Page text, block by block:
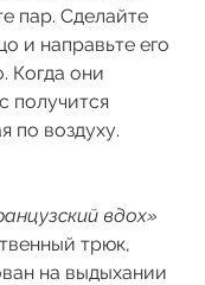
пар. Сделайте
и направьте его
Когда они
получится
по воздуху.
вдох»
трюк,
на выдыхании